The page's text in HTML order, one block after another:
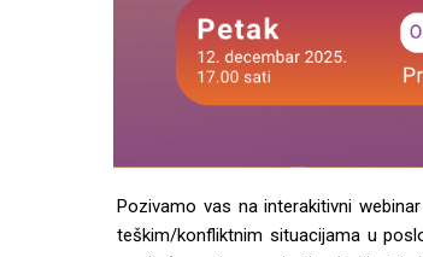
Pozivamo vas na interakitivni
teškim/konfliktnim situacijama u